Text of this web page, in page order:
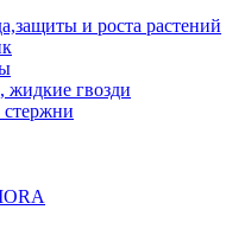
и роста растений
жидкие гвозди